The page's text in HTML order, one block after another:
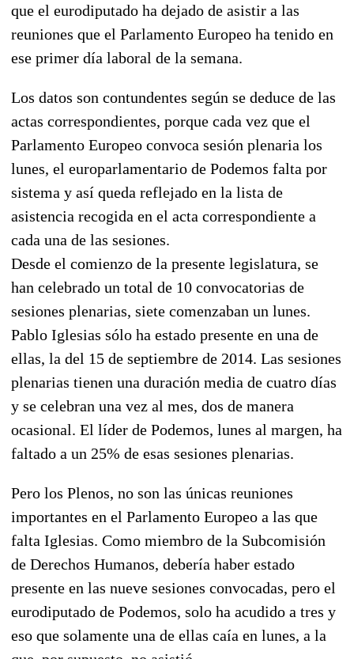
que el eurodiputado ha dejado de asistir a las
reuniones que el Parlamento Europeo ha tenido en
ese primer día laboral de la semana.
Los datos son contundentes según se deduce de las
actas correspondientes, porque cada vez que el
Parlamento Europeo convoca sesión plenaria los
lunes, el europarlamentario de Podemos falta por
sistema y así queda reflejado en la lista de
asistencia recogida en el acta correspondiente a
cada una de las sesiones.
Desde el comienzo de la presente legislatura, se
han celebrado un total de 10 convocatorias de
sesiones plenarias, siete comenzaban un lunes.
Pablo Iglesias sólo ha estado presente en una de
ellas, la del 15 de septiembre de 2014. Las sesiones
plenarias tienen una duración media de cuatro días
y se celebran una vez al mes, dos de manera
ocasional. El líder de Podemos, lunes al margen, ha
faltado a un 25% de esas sesiones plenarias.
Pero los Plenos, no son las únicas reuniones
importantes en el Parlamento Europeo a las que
falta Iglesias. Como miembro de la Subcomisión
de Derechos Humanos, debería haber estado
presente en las nueve sesiones convocadas, pero el
eurodiputado de Podemos, solo ha acudido a tres y
eso que solamente una de ellas caía en lunes, a la